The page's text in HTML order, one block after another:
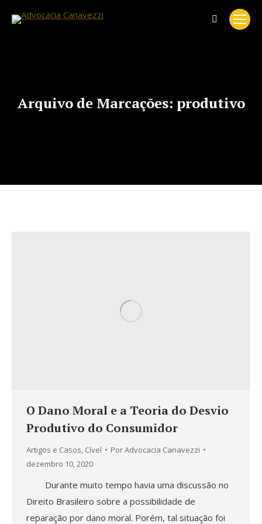
Search:
Arquivo de Marcações: produtivo
O Dano Moral e a Teoria do Desvio
Produtivo do Consumidor
Artigos e Casos, Cível PorAdvocacia Canavezzi
dezembro 10, 2020
Durante muito tempo havia uma discussão no
Direito Brasileiro sobre a possibilidade de
reparação por dano moral. Porém, tal situação foi